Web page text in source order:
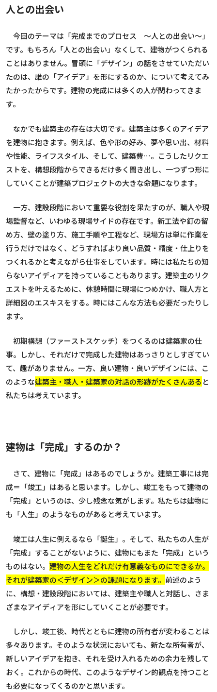
人との出会い
今回のテーマは「完成までのプロセス 〜人との出会い〜」
です。もちろん「人との出会い」なくして、建物がつくられる
ことはありません。冒頭に「デザイン」の話をさせていただい
たのは、誰の「アイデア」を形にするのか、について考えてみ
たかったからです。建物の完成には多くの人が関わってきま
す。
なかでも建築主の存在は大切です。建築主は多くのアイデア
を建物に抱きます。例えば、色や形の好み、夢や思い出、材料
や性能、ライフスタイル、そして、建築費…。こうしたリクエ
ストを、構想段階からできるだけ多く聞き出し、一つずつ形に
していくことが建築プロジェクトの大きな命題になります。
一方、建設段階において重要な役割を果たすのが、職人や現
場監督など、いわゆる現場サイドの存在です。新工法や釘の留
め方、壁の塗り方、施工手順や工程など、現場方は単に作業を
行うだけではなく、どうすればより良い品質・精度・仕上りを
つくれるかと考えながら仕事をしています。時には私たちの知
らないアイディアを持っていることもあります。建築主のリク
エストを叶えるために、休憩時間に現場につめかけ、職人方と
詳細図のエスキスをする。時にはこんな方法も必要だったりし
ます。
初期構想（ファーストスケッチ）をつくるのは建築家の仕
事。しかし、それだけで完成した建物はあっさりとしすぎてい
て、趣がありません。一方、良い建物・良いデザインには、こ
のような建築主・職人・建築家の対話の形跡がたくさんある と
私たちは考えています。
建物は「完成」するのか？
さて、建物に「完成」はあるのでしょうか。建築工事には完
成＝「竣工」はあると思います。しかし、竣工をもって建物の
「完成」というのは、少し残念な気がします。 私たちは建物に
も「人生」のようなものがあると考えています。
竣工は人生に例えるなら「誕生」。そして、私たちの人生が
「完成」することがないように、建物にもまた「完成」という
ものはない。 建物の人生をどれだけ有意義なものにできるか。
それが建築家の＜デザイン＞の課題になります。 前述のよう
に、構想・建設段階においては、建築主や職人と対話し、さま
ざまなアイディアを形にしていくことが必要です。
しかし、竣工後、時代とともに建物の所有者が変わることは
多々あります。そのような状況においても、新たな所有者が、
新しいアイデアを抱き、それを受け入れるための余力を残して
おく。これからの時代、このようなデザイン的観点を持つこと
も必要になってくるのかと思います。